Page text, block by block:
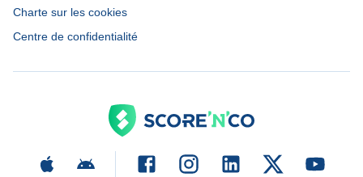
Charte sur les cookies
Centre de confidentialité